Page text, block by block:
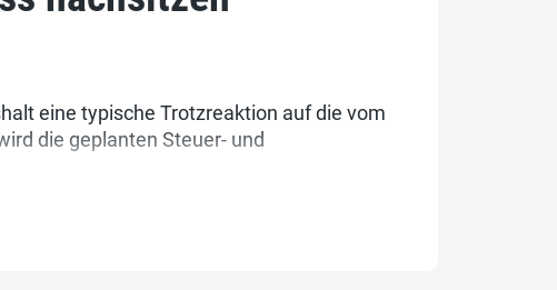
eine typische Trotzreaktion auf die vom
die geplanten Steuer- und